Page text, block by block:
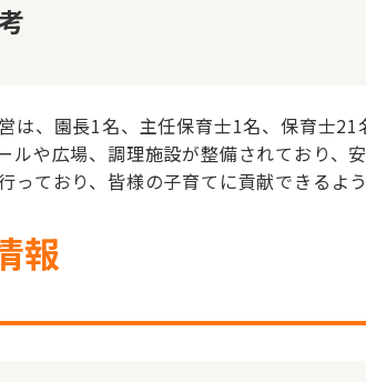
は、園長1名、主任保育士1名、保育士
ルや広場、調理施設が整備されており
っており、皆様の子育てに貢献できるよう
報